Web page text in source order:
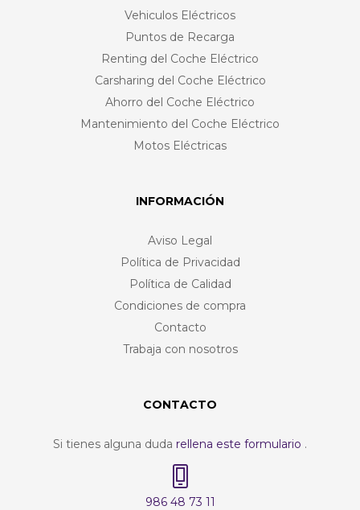
Vehiculos Eléctricos
Puntos de Recarga
Renting del Coche Eléctrico
Carsharing del Coche Eléctrico
Ahorro del Coche Eléctrico
Mantenimiento del Coche Eléctrico
Motos Eléctricas
INFORMACIÓN
Aviso Legal
Política de Privacidad
Política de Calidad
Condiciones de compra
Contacto
Trabaja con nosotros
CONTACTO
Si tienes alguna duda rellena este formulario .
986 48 73 11